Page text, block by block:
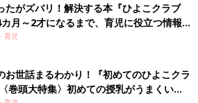
たがズバリ！解決する本『ひよこクラブ
月～2才になるまで、育児に役立つ情報が
育児
お世話まるわかり！『初めてのひよこクラ
巻頭大特集〉初めての授乳がうまくい